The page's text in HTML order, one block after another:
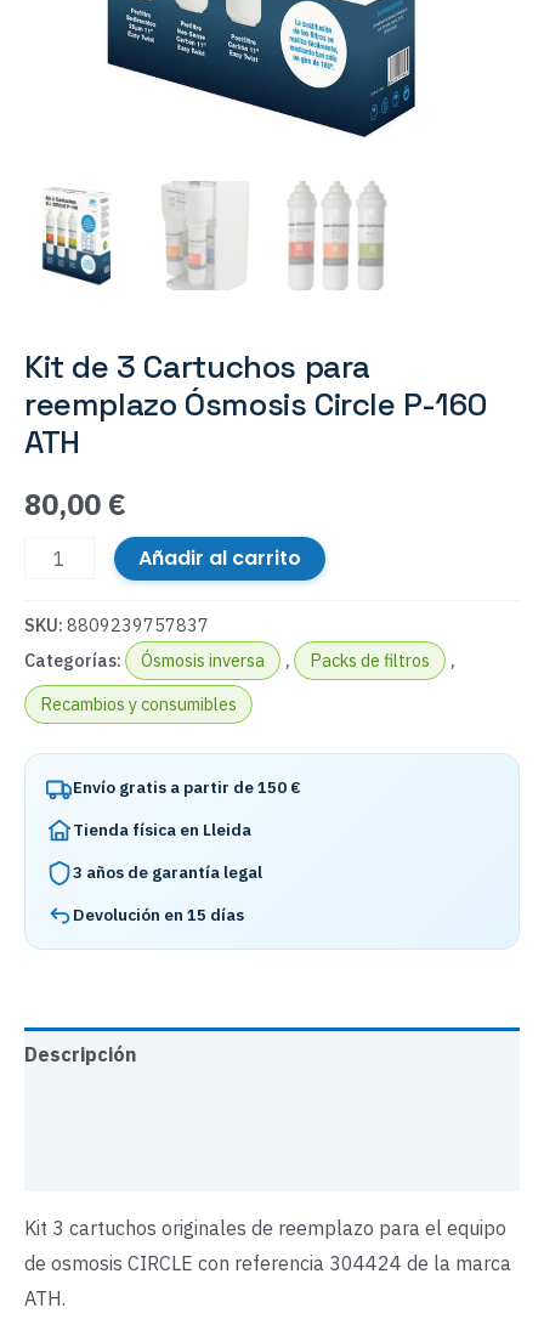
Kit de 3 Cartuchos para
reemplazo Ósmosis Circle P-160
ATH
80,00 €
Añadir al carrito
SKU: 8809239757837
Categorías:
Ósmosis inversa , Packs de filtros
,
Recambios y consumibles
Envío gratis a partir de 150 €
Tienda física en Lleida
3 años de garantía legal
Devolución en 15 días
Descripción
Kit 3 cartuchos originales de reemplazo para el equipo
de osmosis CIRCLE con referencia 304424 de la marca
ATH.